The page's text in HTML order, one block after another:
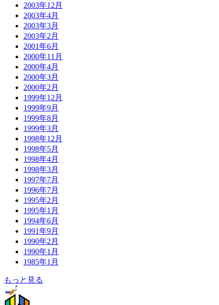
2003年12月
2003年4月
2003年3月
2003年2月
2001年6月
2000年11月
2000年4月
2000年3月
2000年2月
1999年12月
1999年9月
1999年8月
1999年3月
1998年12月
1998年5月
1998年4月
1998年3月
1997年7月
1996年7月
1995年2月
1995年1月
1994年6月
1991年9月
1990年2月
1990年1月
1985年1月
もっと見る